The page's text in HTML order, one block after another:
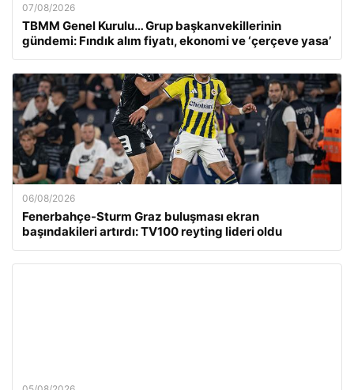
07/08/2026
TBMM Genel Kurulu… Grup başkanvekillerinin
gündemi: Fındık alım fiyatı, ekonomi ve ‘çerçeve yasa’
06/08/2026
Fenerbahçe-Sturm Graz buluşması ekran
başındakileri artırdı: TV100 reyting lideri oldu